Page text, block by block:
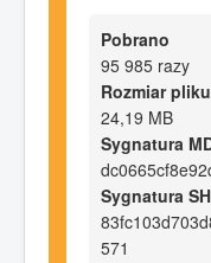
Pobrano
95 985 razy
Rozmiar pliku
24,19 MB
Sygnatura
Sygnatura
571